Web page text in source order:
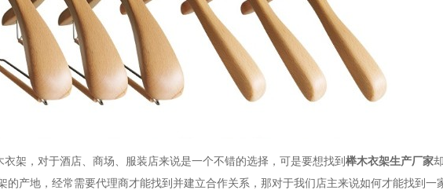
架，对于酒店、商场、服装店来说是一个不错的选择，可是要想找到 榉木衣架生产厂家
的产地，经常需要代理商才能找到并建立合作关系，那对于我们店主来说如何才能找到一